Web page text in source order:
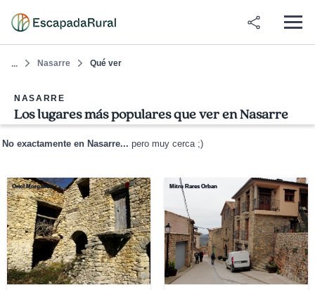
... Nasarre Qué ver
NASARRE
Los lugares más populares que ver en Nasarre
No exactamente en Nasarre... pero muy cerca ;)
Oriol Morgades Mitru Rares Orban